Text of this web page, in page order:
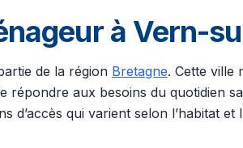
à Vern-
de la région Bretagne. Cette ville
répondre aux besoins du quotidien
qui varient selon l’habitat et